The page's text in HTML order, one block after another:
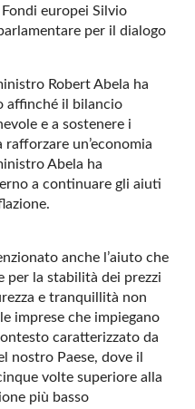
Fondi europei Silvio
per il dialogo
Robert Abela ha
affinché il bilancio
e a sostenere i
un’economia
Abela ha
a continuare gli aiuti
anche l’aiuto che
per la stabilità dei prezzi
e tranquillità non
imprese che impiegano
caratterizzato da
nostro Paese, dove il
volte superiore alla
più basso